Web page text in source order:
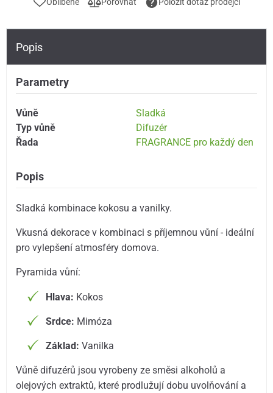
Popis
Parametry
Vůně
Sladká
Typ vůně
Difuzér
Řada
FRAGRANCE pro každý den
Popis
Sladká kombinace kokosu a vanilky.
Vkusná dekorace v kombinaci s příjemnou vůní - ideální
pro vylepšení atmosféry domova.
Pyramida vůní:
Hlava: Kokos
Srdce: Mimóza
Základ: Vanilka
Vůně difuzérů jsou vyrobeny ze směsi alkoholů a
olejových extraktů, které prodlužují dobu uvolňování a